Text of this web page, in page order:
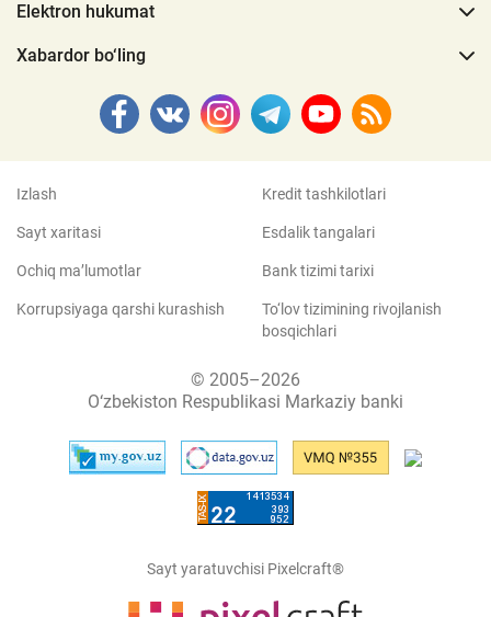
Elektron hukumat
Xabardor bo‘ling
Izlash
Sayt xaritasi
Ochiq ma’lumotlar
Korrupsiyaga qarshi kurashish
Kredit tashkilotlari
Esdalik tangalari
Bank tizimi tarixi
To‘lov tizimining rivojlanish
bosqichlari
© 2005–2026
O‘zbekiston Respublikasi Markaziy banki
Sayt yaratuvchisi Pixelcraft®